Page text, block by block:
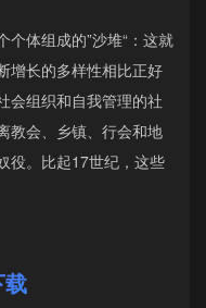
体组成的”沙堆“：这就
增长的多样性相比正好
会组织和自我管理的社
教会、乡镇、行会和地
役。比起17世纪，这些
载